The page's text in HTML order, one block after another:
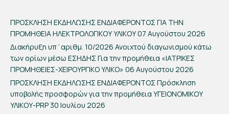
ΠΡΟΣΚΛΗΣΗ ΕΚΔΗΛΩΣΗΣ ΕΝΔΙΑΦΕΡΟΝΤΟΣ ΓΙΑ ΤΗΝ
ΠΡΟΜΗΘΕΙΑ ΗΛΕΚΤΡΟΛΟΓΙΚΟΥ ΥΛΙΚΟΥ07 Αυγούστου 2026
Διακήρυξη υπ΄αριθμ. 10/2026 Ανοιχτού διαγωνισμού κάτω
των ορίων μέσω ΕΣΗΔΗΣ Για την προμήθεια «ΙΑΤΡΙΚΕΣ
ΠΡΟΜΗΘΕΙΕΣ-ΧΕΙΡΟΥΡΓΙΚΟ ΥΛΙΚΟ» 06 Αυγούστου 2026
ΠΡΟΣΚΛΗΣΗ ΕΚΔΗΛΩΣΗΣ ΕΝΔΙΑΦΕΡΟΝΤΟΣ Πρόσκληση
υποβολής προσφορών για την προμήθεια ΥΓΕΙΟΝΟΜΙΚΟΥ
ΥΛΙΚΟΥ-PRP 30 Ιουλίου 2026